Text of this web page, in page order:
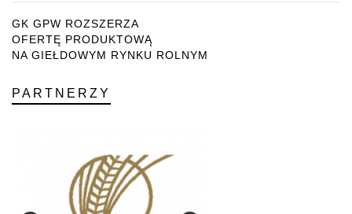
GK GPW ROZSZERZA
OFERTĘ PRODUKTOWĄ
NA GIEŁDOWYM RYNKU ROLNYM
PARTNERZY